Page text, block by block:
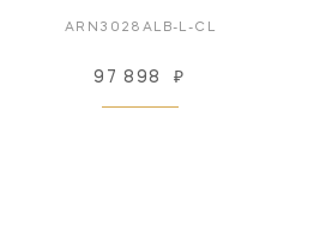
ARN3028ALB-L-CL
97 898 ₽